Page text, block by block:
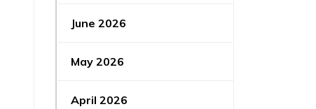
June 2026
May 2026
April 2026